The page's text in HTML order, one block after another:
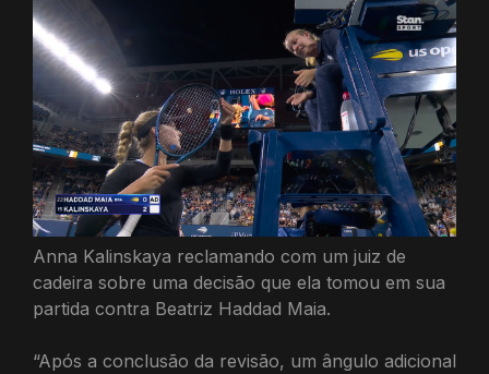
Anna Kalinskaya reclamando com um juiz de
cadeira sobre uma decisão que ela tomou em sua
partida contra Beatriz Haddad Maia.
“Após a conclusão da revisão, um ângulo adicional